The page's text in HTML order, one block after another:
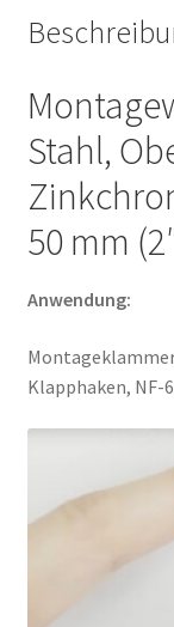
von
/
(Japan)
Menge
Stahl,
50 mm
Anwendung:
Klapphaken, NF-